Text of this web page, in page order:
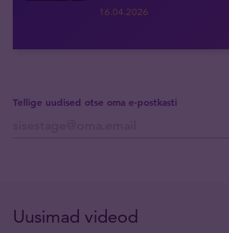
16.04.2026
Tellige uudised otse oma e-postkasti
Uusimad videod